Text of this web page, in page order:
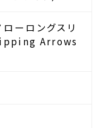
ーロングスリ
Arrows